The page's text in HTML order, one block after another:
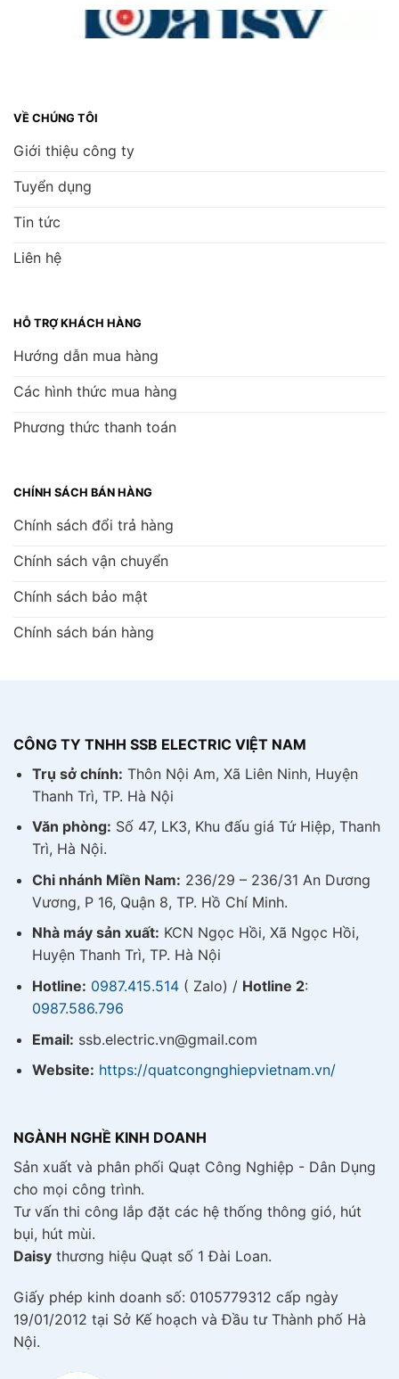
VỀ CHÚNG TÔI
Giới thiệu công ty
Tuyển dụng
Tin tức
Liên hệ
HỖ TRỢ KHÁCH HÀNG
Hướng dẫn mua hàng
Các hình thức mua hàng
Phương thức thanh toán
CHÍNH SÁCH BÁN HÀNG
Chính sách đổi trả hàng
Chính sách vận chuyển
Chính sách bảo mật
Chính sách bán hàng
CÔNG TY TNHH SSB ELECTRIC VIỆT NAM
Trụ sở chính: Thôn Nội Am, Xã Liên Ninh, Huyện
Thanh Trì, TP. Hà Nội
Văn phòng: Số 47, LK3, Khu đấu giá Tứ Hiệp, Thanh
Trì, Hà Nội.
Chi nhánh Miền Nam: 236/29 – 236/31 An Dương
Vương, P 16, Quận 8, TP. Hồ Chí Minh.
Nhà máy sản xuất: KCN Ngọc Hồi, Xã Ngọc Hồi,
Huyện Thanh Trì, TP. Hà Nội
Hotline: 0987.415.514( Zalo) / Hotline 2:
0987.586.796
Email: ssb.electric.vn@gmail.com
Website: https://quatcongnghiepvietnam.vn/
NGÀNH NGHỀ KINH DOANH
Sản xuất và phân phối Quạt Công Nghiệp - Dân Dụng
cho mọi công trình.
Tư vấn thi công lắp đặt các hệ thống thông gió, hút
bụi, hút mùi.
Daisy thương hiệu Quạt số 1 Đài Loan.
Giấy phép kinh doanh số: 0105779312 cấp ngày
19/01/2012 tại Sở Kế hoạch và Đầu tư Thành phố Hà
Nội.